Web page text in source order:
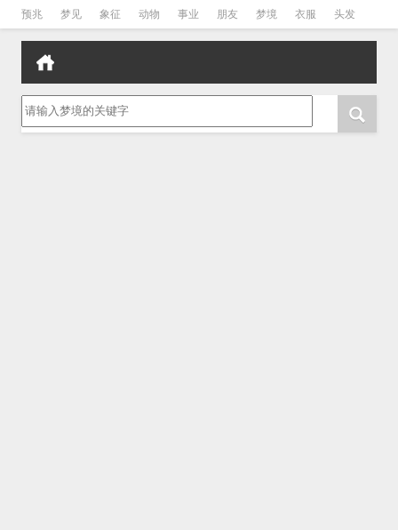
预兆 梦见 象征 动物 事业 朋友 梦境 衣服 头发
孕妇 孩子 吵架 房子